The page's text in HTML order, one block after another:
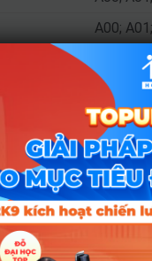
A00;
A00;
A00;
A00;
C00; C03;
A00; A01; D01;
A00; A01; D01;